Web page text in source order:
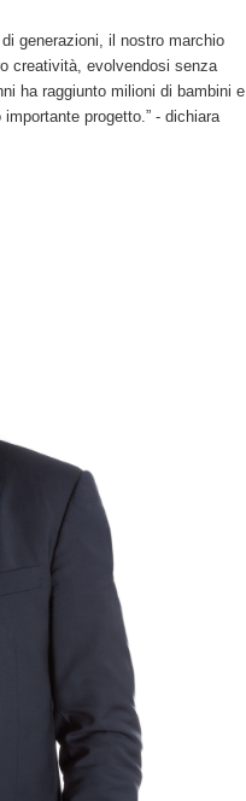
generazioni, il nostro marchio
creatività, evolvendosi senza
ha raggiunto milioni di bambini e
progetto.” - dichiara